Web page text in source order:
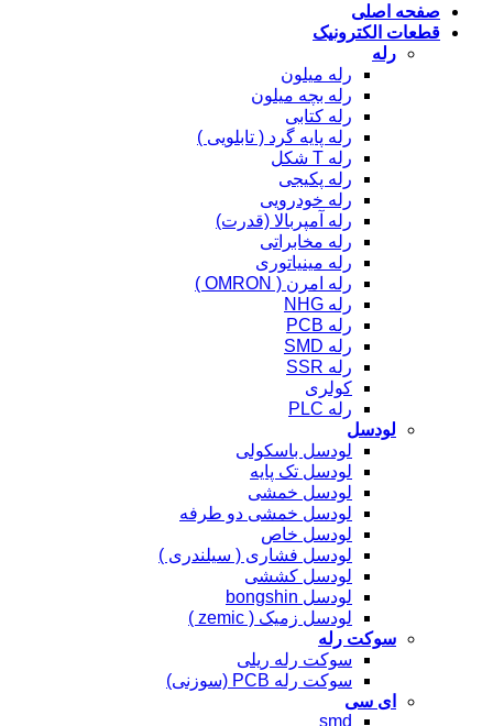
صفحه اصلی
قطعات الکترونیک
رله
رله میلون
رله بچه میلون
رله کتابی
رله پایه گرد ( تابلویی )
رله T شکل
رله پکیجی
رله خودرویی
رله آمپربالا (قدرت)
رله مخابراتی
رله مینیاتوری
رله امرن ( OMRON )
رله NHG
رله PCB
رله SMD
رله SSR
کولری
رله PLC
لودسل
لودسل باسکولی
لودسل تک پایه
لودسل خمشی
لودسل خمشی دو طرفه
لودسل خاص
لودسل فشاری ( سیلندری )
لودسل کششی
لودسل bongshin
لودسل زمیک ( zemic )
سوکت رله
سوکت رله ریلی
سوکت رله PCB (سوزنی)
ای سی
smd